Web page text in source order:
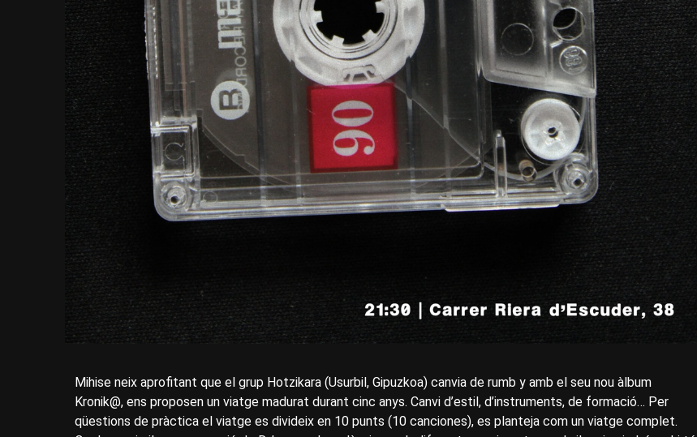
Mihise neix aprofitant que el grup Hotzikara (Usurbil, Gipuzkoa) canvia de rumb y amb el seu nou àlbum
Kronik@, ens proposen un viatge madurat durant cinc anys. Canvi d’estil, d’instruments, de formació… Per
qüestions de pràctica el viatge es divideix en 10 punts (10 canciones), es planteja com un viatge complet.